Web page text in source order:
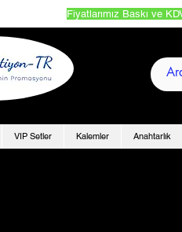
Fiyatlarımız Baskı ve
VIP Setler Kalemler Anahtarlık